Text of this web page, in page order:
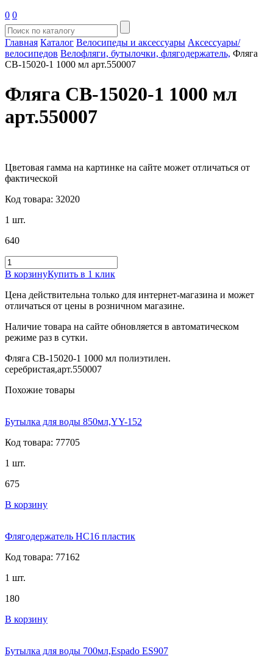
0 0
Главная Каталог Велосипеды и аксессуары Аксессуары/
велосипедов Велофляги, бутылочки, флягодержатель, Фляга
CB-15020-1 1000 мл арт.550007
Фляга CB-15020-1 1000 мл
арт.550007
Цветовая гамма на картинке на сайте может отличаться от
фактической
Код товара: 32020
1 шт.
640
В корзинуКупить в 1 клик
Цена действительна только для интернет-магазина и может
отличаться от цены в розничном магазине.
Наличие товара на сайте обновляется в автоматическом
режиме раз в сутки.
Фляга CB-15020-1 1000 мл полиэтилен.
серебристая,арт.550007
Похожие товары
Бутылка для воды 850мл,YY-152
Код товара: 77705
1 шт.
675
В корзину
Флягодержатель HC16 пластик
Код товара: 77162
1 шт.
180
В корзину
Бутылка для воды 700мл,Espado ES907